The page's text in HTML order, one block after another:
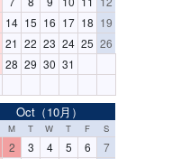
14 15 16 17 18 19
21 22 23 24 25 26
28 29 30 31
Oct（10月）
M T W T F S
2 3 4 5 6
7